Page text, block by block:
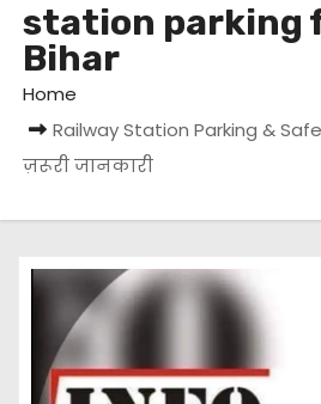
station parking
Bihar
Home
Railway Station Parking &
ज़रूरी जानकारी